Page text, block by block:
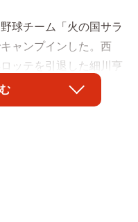
球チーム「火の国サラ
ャンプインした。西
ッテを引退した細川亨
機構側の代表付として
５１）が携わる。昨年